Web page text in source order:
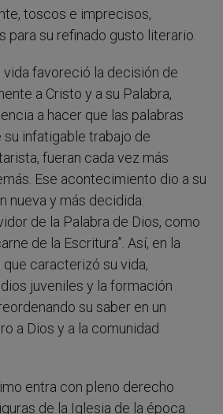
toscos e imprecisos,
para su refinado gusto literario.
vida favoreció la decisión de
a Cristo y a su Palabra,
a hacer que las palabras
su infatigable trabajo de
fueran cada vez más
Ese acontecimiento dio a su
nueva y más decidida:
de la Palabra de Dios, como
de la Escritura”. Así, en la
caracterizó su vida,
juveniles y la formación
su saber en un
a Dios y a la comunidad
entra con pleno derecho
de la Iglesia de la época